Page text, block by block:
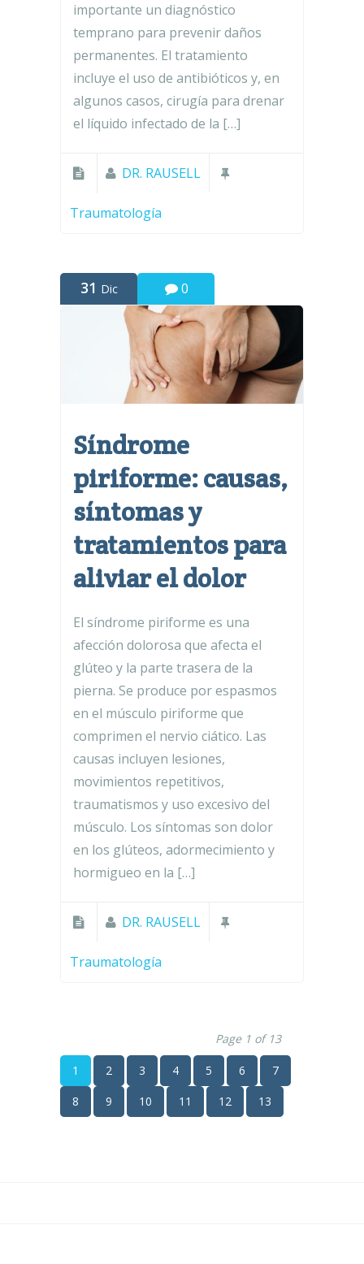
importante un diagnóstico
temprano para prevenir daños
permanentes. El tratamiento
incluye el uso de antibióticos y, en
algunos casos, cirugía para drenar
el líquido infectado de la […]
DR. RAUSELL
Traumatología
31 Dic 0
Síndrome
piriforme: causas,
síntomas y
tratamientos para
aliviar el dolor
El síndrome piriforme es una
afección dolorosa que afecta el
glúteo y la parte trasera de la
pierna. Se produce por espasmos
en el músculo piriforme que
comprimen el nervio ciático. Las
causas incluyen lesiones,
movimientos repetitivos,
traumatismos y uso excesivo del
músculo. Los síntomas son dolor
en los glúteos, adormecimiento y
hormigueo en la […]
DR. RAUSELL
Traumatología
Page 1 of 13
1 2 3 4 5 6
7
8
9 10 11 12 13